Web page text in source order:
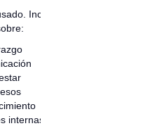
Incluyen
internas